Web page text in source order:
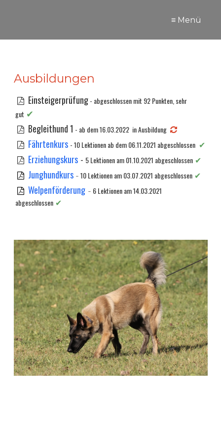
≡ Menü
Ausbildungen
Einsteigerprüfung- abgeschlossen mit 92 Punkten, sehr
gut ✔
Begleithund 1 - ab dem 16.03.2022 ⁣in Ausbildung
Fährtenkurs -10 Lektionen ab dem 06.11.2021 abgeschlossen ✔
Erziehungskurs - 5 Lektionen am 01.10.2021 abgeschlossen✔
Junghundkurs -10 Lektionen am 03.07.2021 abgeschlossen✔
Welpenförderung - 6 Lektionen am 14.03.2021
abgeschlossen ✔